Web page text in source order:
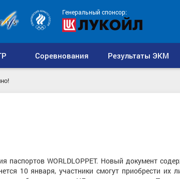
Генеральный спонсор:
Соревнования Результаты ЭКМ
WORLDLOPPET. Новый документ
10 января, участники смогут приобрести их